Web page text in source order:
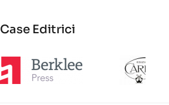
Case Editrici